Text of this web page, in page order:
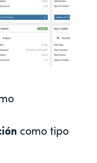
como tipo